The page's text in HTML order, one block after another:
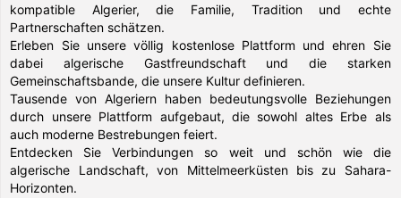
kompatible Algerier, die Familie, Tradition und echte
Partnerschaften schätzen.
Erleben Sie unsere völlig kostenlose Plattform und ehren Sie
dabei algerische Gastfreundschaft und die starken
Gemeinschaftsbande, die unsere Kultur definieren.
Tausende von Algeriern haben bedeutungsvolle Beziehungen
durch unsere Plattform aufgebaut, die sowohl altes Erbe als
auch moderne Bestrebungen feiert.
Entdecken Sie Verbindungen so weit und schön wie die
algerische Landschaft, von Mittelmeerküsten bis zu Sahara-
Horizonten.